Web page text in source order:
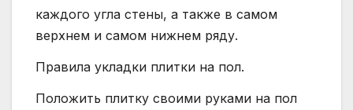
каждого угла стены, а также в самом
верхнем и самом нижнем ряду.
Правила укладки плитки на пол.
Положить плитку своими руками на пол